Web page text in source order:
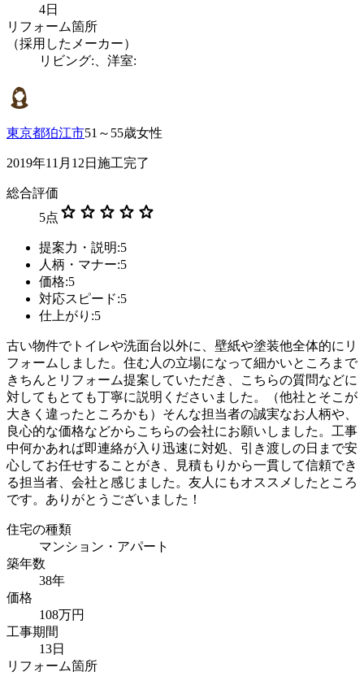
4日
リフォーム箇所
（採用したメーカー）
リビング:、洋室:
東京都狛江市51～55歳女性
2019年11月12日施工完了
総合評価
5点 star star star star star
提案力・説明:5
人柄・マナー:5
価格:5
対応スピード:5
仕上がり:5
古い物件でトイレや洗面台以外に、壁紙や塗装他全体的にリ
フォームしました。住む人の立場になって細かいところまで
きちんとリフォーム提案していただき、こちらの質問などに
対してもとても丁寧に説明くださいました。（他社とそこが
大きく違ったところかも）そんな担当者の誠実なお人柄や、
良心的な価格などからこちらの会社にお願いしました。工事
中何かあれば即連絡が入り迅速に対処、引き渡しの日まで安
心してお任せすることがき、見積もりから一貫して信頼でき
る担当者、会社と感じました。友人にもオススメしたところ
です。ありがとうございました！
住宅の種類
マンション・アパート
築年数
38年
価格
108万円
工事期間
13日
リフォーム箇所